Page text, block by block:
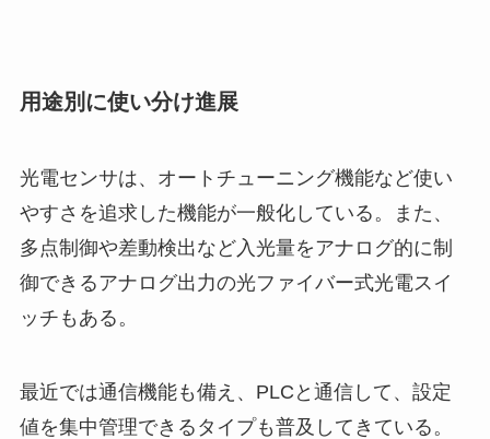
用途別に使い分け進展
光電センサは、オートチューニング機能など使い
やすさを追求した機能が一般化している。また、
多点制御や差動検出など入光量をアナログ的に制
御できるアナログ出力の光ファイバー式光電スイ
ッチもある。
最近では通信機能も備え、PLCと通信して、設定
値を集中管理できるタイプも普及してきている。